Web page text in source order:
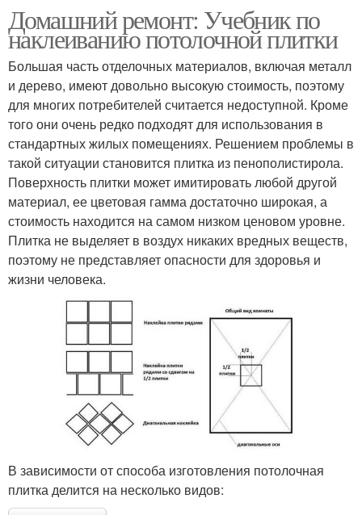
Домашний ремонт: Учебник по
наклеиванию потолочной плитки
Большая часть отделочных материалов, включая металл
и дерево, имеют довольно высокую стоимость, поэтому
для многих потребителей считается недоступной. Кроме
того они очень редко подходят для использования в
стандартных жилых помещениях. Решением проблемы в
такой ситуации становится плитка из пенополистирола.
Поверхность плитки может имитировать любой другой
материал, ее цветовая гамма достаточно широкая, а
стоимость находится на самом низком ценовом уровне.
Плитка не выделяет в воздух никаких вредных веществ,
поэтому не представляет опасности для здоровья и
жизни человека.
В зависимости от способа изготовления потолочная
плитка делится на несколько видов: